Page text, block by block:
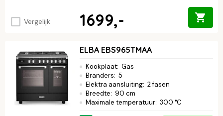
Vergelijk 1699,-
ELBA EBS965TMAA
Kookplaat: Gas
Branders: 5
Elektra aansluiting: 2 fasen
Breedte: 90 cm
Maximale temperatuur: 300 °C